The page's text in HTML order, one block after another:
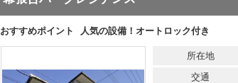
おすすめポイント 人気の設備！オートロック付き
所在地
交通